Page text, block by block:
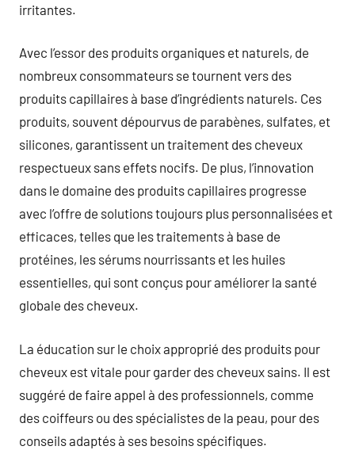
irritantes.
Avec l’essor des produits organiques et naturels, de
nombreux consommateurs se tournent vers des
produits capillaires à base d’ingrédients naturels. Ces
produits, souvent dépourvus de parabènes, sulfates, et
silicones, garantissent un traitement des cheveux
respectueux sans effets nocifs. De plus, l’innovation
dans le domaine des produits capillaires progresse
avec l’offre de solutions toujours plus personnalisées et
efficaces, telles que les traitements à base de
protéines, les sérums nourrissants et les huiles
essentielles, qui sont conçus pour améliorer la santé
globale des cheveux.
La éducation sur le choix approprié des produits pour
cheveux est vitale pour garder des cheveux sains. Il est
suggéré de faire appel à des professionnels, comme
des coiffeurs ou des spécialistes de la peau, pour des
conseils adaptés à ses besoins spécifiques.